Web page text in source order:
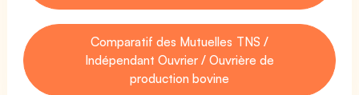
Comparatif des Mutuelles TNS /
Indépendant Ouvrier / Ouvrière de
production bovine